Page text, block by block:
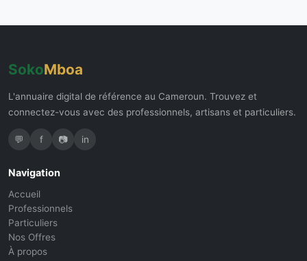
SokoMboa
L'annuaire digital de référence au Cameroun. Trouvez et
connectez-vous avec des professionnels, artisans et particuliers.
💬 f 📷 in
Navigation
Accueil
Professionnels
Particuliers
Nos Offres
À propos